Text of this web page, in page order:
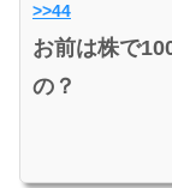
>>44
お前は株で
の？